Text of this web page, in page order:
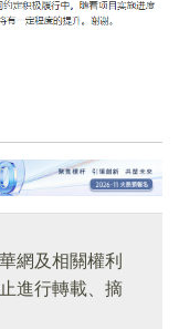
網及相關權利
進行轉載、摘